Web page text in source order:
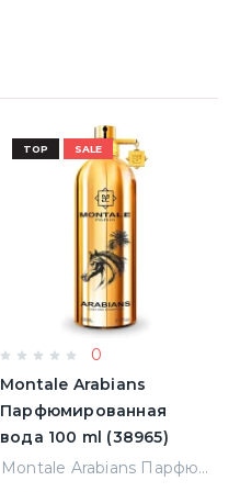
TOP SALE
0
Montale Arabians
Парфюмированная
вода 100 ml (38965)
Montale Arabians Парфюмированная вода 100 ml (38965)